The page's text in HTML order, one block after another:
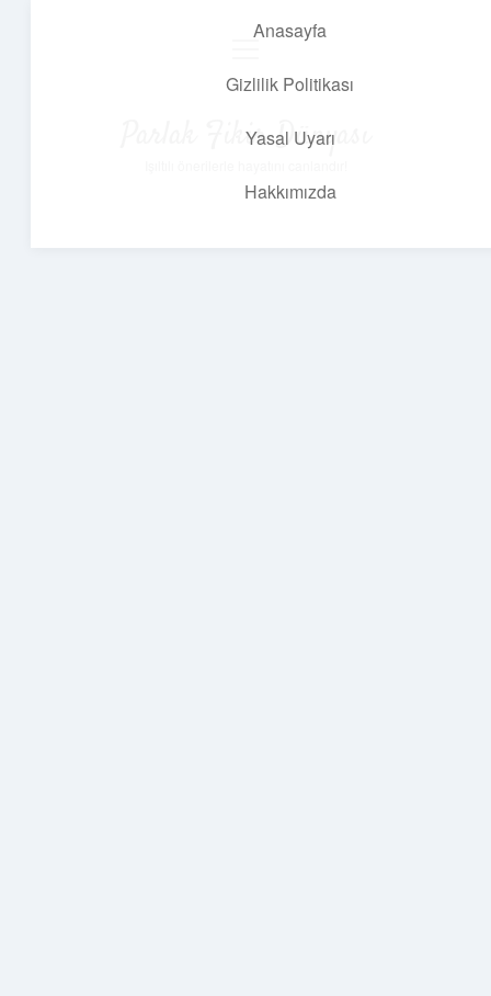
Anasayfa
Gizlilik Politikası
Yasal Uyarı
Hakkımızda
Parlak Fikir Dünyası